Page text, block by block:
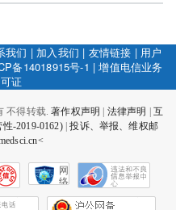
我们 | 加入我们 | 友情链接 | 用户
备14018915号-1 |增值电信业务
证
不得转载.著作权声明 | 法律声明 | 互
-2019-0162)|投诉、举报、维权邮
网
络
会